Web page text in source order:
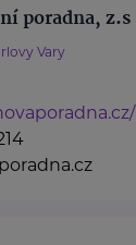
poradna, z.s
Vary